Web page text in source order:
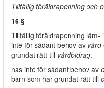
Tillfällig föräldrapenning och
16 §
Tillfällig föräldrapenning läm-
inte för sådant behov av vård
grundat rätt till vårdbidrag.
nas inte för sådant behov av
barn som har grundat rätt till